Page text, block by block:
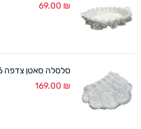
69.00 ₪
סלסלה סאטן צדפה 55/36+16 ס"מ לבן
169.00 ₪